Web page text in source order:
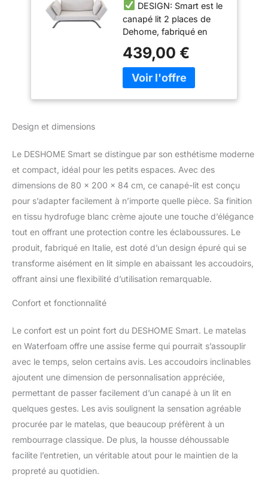
80x200 cm
accoudoirs
inclinables jusqu'à 3
places clic clac
tissu hydrofuge
déhoussable
matelas en
Waterfoam,
DESIGN: Smart est le
canapé lit 2 places de
Dehome, fabriqué en
linéaire qui s'adaptera
facilement à n'importe
quel environnement :
pratique des accoudoirs
clic-clac en 4 positions
différentes, Smart se
transformera en un
confortable lit simple ou
en un canapé 3 places
pour des soirées en
compagnie (positionnant
les accoudoirs
complètement allongés)
ou en une assise
position soulée)
CONFORT: Le matelas
est fabriqué en
Waterform pour garantir
confort et durabilité dans
le temps, tout en restant
résistant au poids du
corps même après une
utilisation quotidienne.
La structure en métal
garantit la robustesse
439,00 €
Design et dimensions
Le DESHOME Smart se distingue par son esthétisme moderne
et compact, idéal pour les petits espaces. Avec des
dimensions de 80 x 200 x 84 cm, ce canapé-lit est conçu
pour s’adapter facilement à n’importe quelle pièce. Sa finition
en tissu hydrofuge blanc crème ajoute une touche d’élégance
tout en offrant une protection contre les éclaboussures. Le
produit, fabriqué en Italie, est doté d’un design épuré qui se
transforme aisément en lit simple en abaissant les accoudoirs,
offrant ainsi une flexibilité d’utilisation remarquable.
Confort et fonctionnalité
Le confort est un point fort du DESHOME Smart. Le matelas
en Waterfoam offre une assise ferme qui pourrait s’assouplir
avec le temps, selon certains avis. Les accoudoirs inclinables
ajoutent une dimension de personnalisation appréciée,
permettant de passer facilement d’un canapé à un lit en
quelques gestes. Les avis soulignent la sensation agréable
procurée par le matelas, que beaucoup préfèrent à un
rembourrage classique. De plus, la housse déhoussable
facilite l’entretien, un véritable atout pour le maintien de la
propreté au quotidien.